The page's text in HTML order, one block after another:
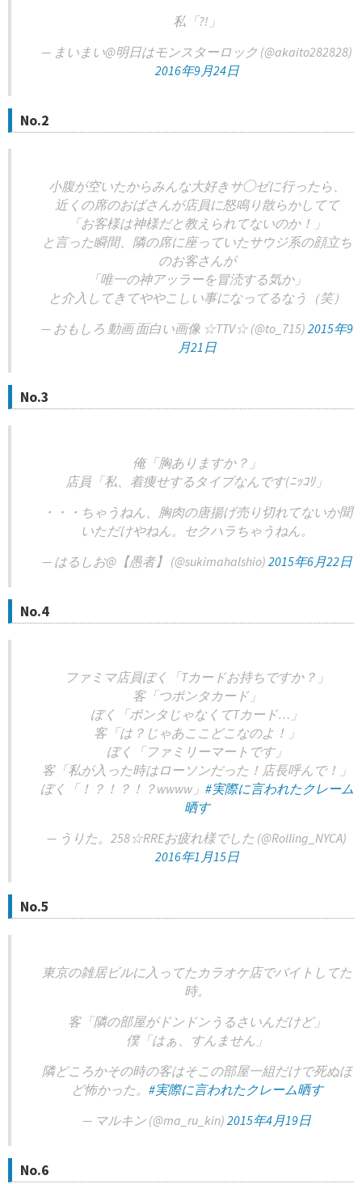
私「?!」
— まいまい@明日はモンスターロック (@akaito282828)
2016年9月24日
No.2
小腹が空いたからみんな大好きサ◯ゼに行ったら、
近くの席のおばさんが店員に怒鳴り散らかしてて
「お客様は神様だと教えられてないのか！」
と言った瞬間、隣の席に座っていたサウジ系の顔立ち
のお客さんが
「唯一の神アッラーを冒涜する気か」
と介入してきてややこしい事になってるなう（笑）
— おもしろ 動画 面白い画像 ☆TTV☆ (@to_715) 2015年9
月21日
No.3
俺「胸ありますか？」
店員「私、着痩せするタイプなんです(ﾆｯｺﾘ」
・・・ちゃうねん、胸肉の唐揚げ売り切れてないか聞
いただけやねん。セクハラちゃうねん。
— はるしお@【愚者】 (@sukimahalshio) 2015年6月22日
No.4
ファミマ店員ぼく「Tカードお持ちですか？」
客「つポンタカード」
ぼく「ポンタじゃなくてTカード…」
客「は？じゃあここどこなのよ！」
ぼく「ファミリーマートです」
客「私が入った時はローソンだった！店長呼んで！」
ぼく「！？！？！？wwww」 #実際に言われたクレーム
晒す
— うりた。258☆RREお疲れ様でした (@Rolling_NYCA)
2016年1月15日
No.5
東京の雑居ビルに入ってたカラオケ店でバイトしてた
時。
客「隣の部屋がドンドンうるさいんだけど」
僕「はぁ、すんません」
隣どころかその時の客はそこの部屋一組だけで死ぬほ
ど怖かった。 #実際に言われたクレーム晒す
— マルキン (@ma_ru_kin) 2015年4月19日
No.6